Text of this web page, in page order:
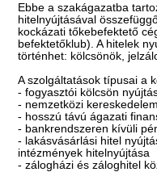
Ebbe a szakágazatba
hitelnyújtásával
kockázati tőkebefektető
befektetőklub). A hitelek
történhet: kölcsönök,
A szolgáltatások típusai a
- fogyasztói kölcsön
- nemzetközi
- hosszú távú ágazati
- bankrendszeren kívüli
- lakásvásárlási hitel
intézmények hitelnyújtása
- zálogházi és záloghitel